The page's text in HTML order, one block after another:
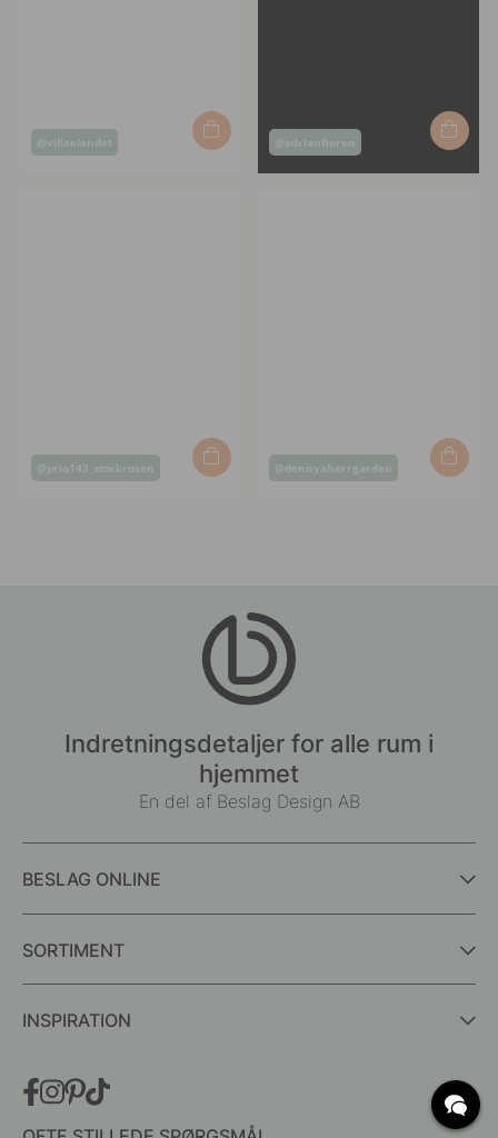
Opslag
@villaelandet
Opslag
@adrianfloren
Opslag
@prio143_stockrosen
Opslag
@dennyaherrgarden
Indretningsdetaljer for alle rum i
hjemmet
En del af Beslag Design AB
BESLAG ONLINE
SORTIMENT
INSPIRATION